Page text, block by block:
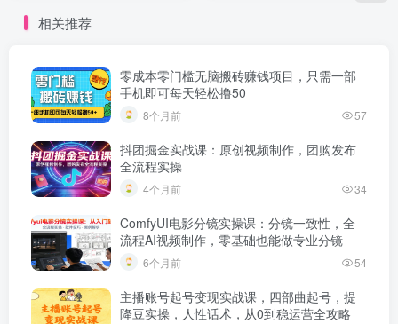
相关推荐
零成本零门槛无脑搬砖赚钱项目，只需一部
手机即可每天轻松撸50
8个月前 57
抖团掘金实战课：原创视频制作，团购发布
全流程实操
4个月前 34
ComfyUI电影分镜实操课：分镜一致性，全
流程AI视频制作，零基础也能做专业分镜
6个月前 54
主播账号起号变现实战课，四部曲起号，提
降豆实操，人性话术，从0到稳运营全攻略